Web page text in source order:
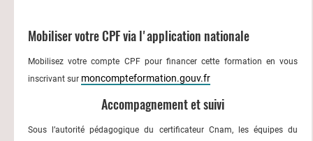
Mobiliser votre CPF via l'application nationale
Mobilisez votre compte CPF pour financer cette formation en vous
inscrivant sur moncompteformation.gouv.fr
Accompagnement et suivi
Sous l’autorité pédagogique du certificateur Cnam, les équipes du